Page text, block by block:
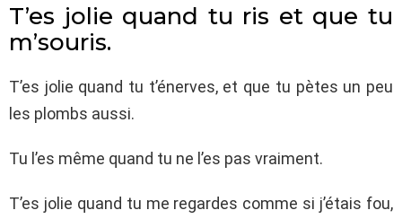
T’es jolie quand tu ris et que tu
m’souris.
T’es jolie quand tu t’énerves, et que tu pètes un peu
les plombs aussi.
Tu l’es même quand tu ne l’es pas vraiment.
T’es jolie quand tu me regardes comme si j’étais fou,